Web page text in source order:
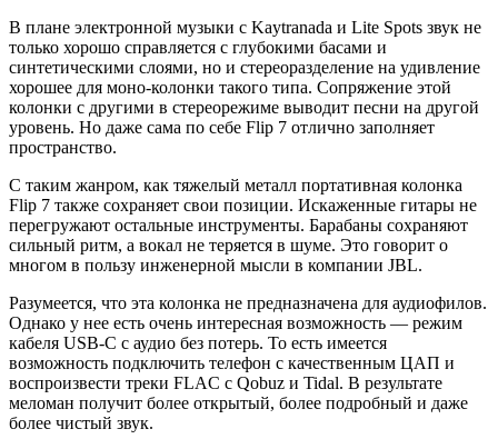
В плане электронной музыки с Kaytranada и Lite Spots звук не
только хорошо справляется с глубокими басами и
синтетическими слоями, но и стереоразделение на удивление
хорошее для моно-колонки такого типа. Сопряжение этой
колонки с другими в стереорежиме выводит песни на другой
уровень. Но даже сама по себе Flip 7 отлично заполняет
пространство.
С таким жанром, как тяжелый металл портативная колонка
Flip 7 также сохраняет свои позиции. Искаженные гитары не
перегружают остальные инструменты. Барабаны сохраняют
сильный ритм, а вокал не теряется в шуме. Это говорит о
многом в пользу инженерной мысли в компании JBL.
Разумеется, что эта колонка не предназначена для аудиофилов.
Однако у нее есть очень интересная возможность — режим
кабеля USB-C с аудио без потерь. То есть имеется
возможность подключить телефон с качественным ЦАП и
воспроизвести треки FLAC с Qobuz и Tidal. В результате
меломан получит более открытый, более подробный и даже
более чистый звук.